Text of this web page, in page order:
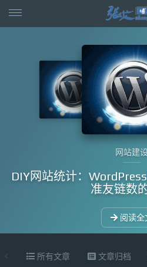
网站建设
站统计：WordPress排除
准友链数的方法
阅读全文
所有文章 文章归档